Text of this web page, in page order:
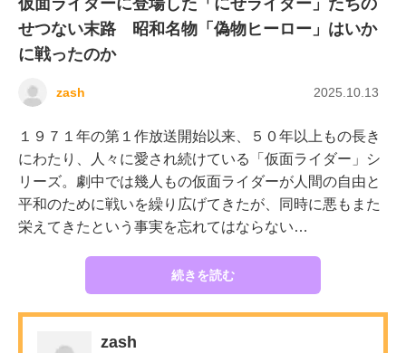
仮面ライダーに登場した「にせライダー」たちの
せつない末路 昭和名物「偽物ヒーロー」はいか
に戦ったのか
zash 2025.10.13
１９７１年の第１作放送開始以来、５０年以上もの長き
にわたり、人々に愛され続けている「仮面ライダー」シ
リーズ。劇中では幾人もの仮面ライダーが人間の自由と
平和のために戦いを繰り広げてきたが、同時に悪もまた
栄えてきたという事実を忘れてはならない…
続きを読む
zash